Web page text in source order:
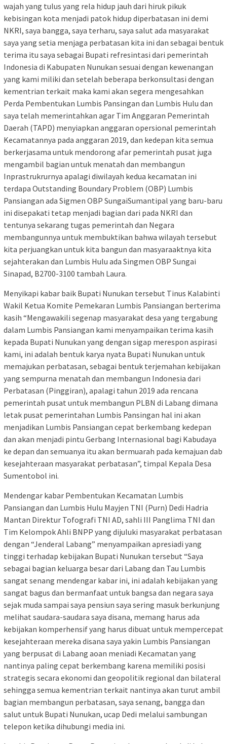
wajah yang tulus yang rela hidup jauh dari hiruk pikuk
kebisingan kota menjadi patok hidup diperbatasan ini demi
NKRI, saya bangga, saya terharu, saya salut ada masyarakat
saya yang setia menjaga perbatasan kita ini dan sebagai bentuk
terima itu saya sebagai Bupati refresintasi dari pemerintah
Indonesia di Kabupaten Nunukan sesuai dengan kewenangan
yang kami miliki dan setelah beberapa berkonsultasi dengan
kementrian terkait maka kami akan segera mengesahkan
Perda Pembentukan Lumbis Pansingan dan Lumbis Hulu dan
saya telah memerintahkan agar Tim Anggaran Pemerintah
Daerah (TAPD) menyiapkan anggaran opersional pemerintah
Kecamatannya pada anggaran 2019, dan kedepan kita semua
berkerjasama untuk mendorong afar pemerintah pusat juga
mengambil bagian untuk menatah dan membangun
Inprastrukrurnya apalagi diwilayah kedua kecamatan ini
terdapa Outstanding Boundary Problem (OBP) Lumbis
Pansiangan ada Sigmen OBP SungaiSumantipal yang baru-baru
ini disepakati tetap menjadi bagian dari pada NKRI dan
tentunya sekarang tugas pemerintah dan Negara
membangunnya untuk membuktikan bahwa wilayah tersebut
kita perjuangkan untuk kita bangun dan masyaraaktnya kita
sejahterakan dan Lumbis Hulu ada Singmen OBP Sungai
Sinapad, B2700-3100 tambah Laura.
Menyikapi kabar baik Bupati Nunukan tersebut Tinus Kalabinti
Wakil Ketua Komite Pemekaran Lumbis Pansiangan berterima
kasih “Mengawakili segenap masyarakat desa yang tergabung
dalam Lumbis Pansiangan kami menyampaikan terima kasih
kepada Bupati Nunukan yang dengan sigap merespon aspirasi
kami, ini adalah bentuk karya nyata Bupati Nunukan untuk
memajukan perbatasan, sebagai bentuk terjemahan kebijakan
yang sempurna menatah dan membangun Indonesia dari
Perbatasan (Pinggiran), apalagi tahun 2019 ada rencana
pemerintah pusat untuk membangun PLBN di Labang dimana
letak pusat pemerintahan Lumbis Pansingan hal ini akan
menjadikan Lumbis Pansiangan cepat berkembang kedepan
dan akan menjadi pintu Gerbang Internasional bagi Kabudaya
ke depan dan semuanya itu akan bermuarah pada kemajuan dab
kesejahteraan masyarakat perbatasan”, timpal Kepala Desa
Sumentobol ini.
Mendengar kabar Pembentukan Kecamatan Lumbis
Pansiangan dan Lumbis Hulu Mayjen TNI (Purn) Dedi Hadria
Mantan Direktur Tofografi TNI AD, sahli III Panglima TNI dan
Tim Kelompok Ahli BNPP yang dijuluki masyarakat perbatasan
dengan “Jenderal Labang” menyampaikan apresiadi yang
tinggi terhadap kebijakan Bupati Nunukan tersebut “Saya
sebagai bagian keluarga besar dari Labang dan Tau Lumbis
sangat senang mendengar kabar ini, ini adalah kebijakan yang
sangat bagus dan bermanfaat untuk bangsa dan negara saya
sejak muda sampai saya pensiun saya sering masuk berkunjung
melihat saudara-saudara saya disana, memang harus ada
kebijakan komperhensif yang harus dibuat untuk mempercepat
kesejahteraan mereka disana saya yakin Lumbis Pansiangan
yang berpusat di Labang aoan meniadi Kecamatan yang
nantinya paling cepat berkembang karena memiliki posisi
strategis secara ekonomi dan geopolitik regional dan bilateral
sehingga semua kementrian terkait nantinya akan turut ambil
bagian membangun perbatasan, saya senang, bangga dan
salut untuk Bupati Nunukan, ucap Dedi melalui sambungan
telepon ketika dihubungi media ini.